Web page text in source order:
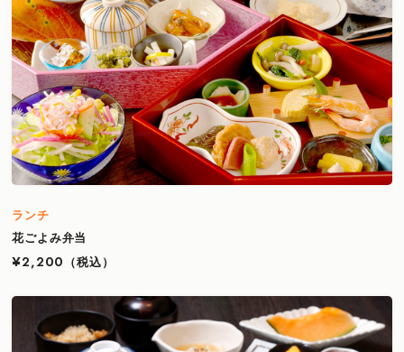
ランチ
花ごよみ弁当
¥2,200
（税込）